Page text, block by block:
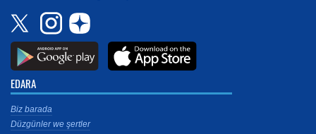
EDARA
Biz barada
Düzgünler we şertler